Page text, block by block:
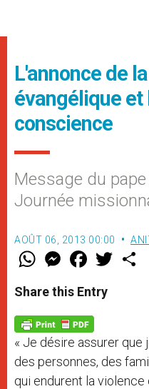
L'annonce de
évangélique
conscience
Message du
Journée
AOÛT 06, 2013 00:00
W
t
s
p
p
M
e
s
e
g
e
r
F
a
e
b
o
k
w
Share this Entry
« Je désire assurer que
des personnes, des
qui endurent la violence